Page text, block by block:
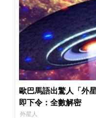
歐巴馬語出驚人「外
即下令：全數解密
外星人